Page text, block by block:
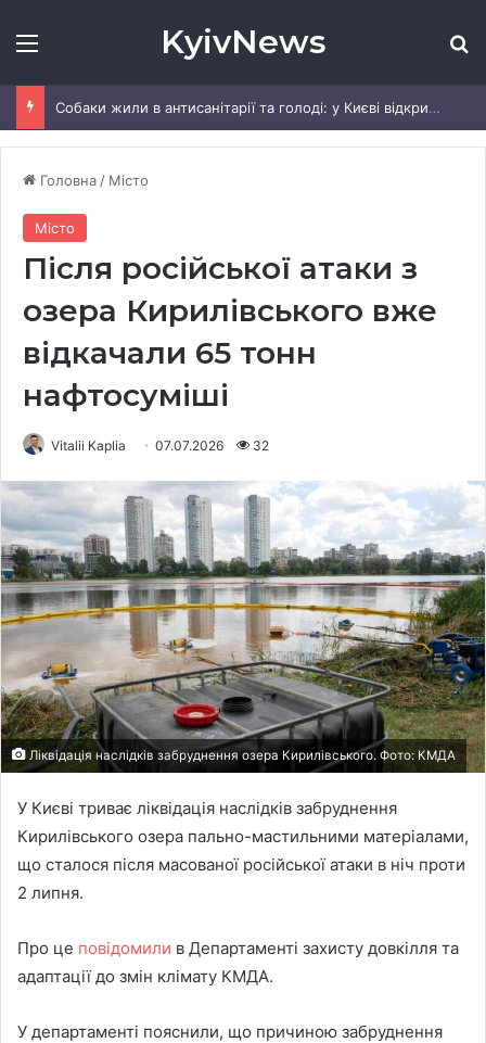
Меню KyivNews
Собаки жили в антисанітарії та голоді: у Києві відкрили справу (ФОТО)
Головна / Місто
Місто
Після російської атаки з
озера Кирилівського вже
відкачали 65 тонн
нафтосуміші
Vitalii Kaplia 07.07.2026 32
Ліквідація наслідків забруднення озера Кирилівського. Фото: КМДА
У Києві триває ліквідація наслідків забруднення
Кирилівського озера пально-мастильними матеріалами,
що сталося після масованої російської атаки в ніч проти
2 липня.
Про це повідомили в Департаменті захисту довкілля та
адаптації до змін клімату КМДА.
У департаменті пояснили, що причиною забруднення